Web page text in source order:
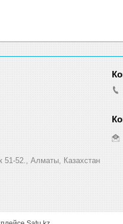
51-52., Алматы, Казахстан